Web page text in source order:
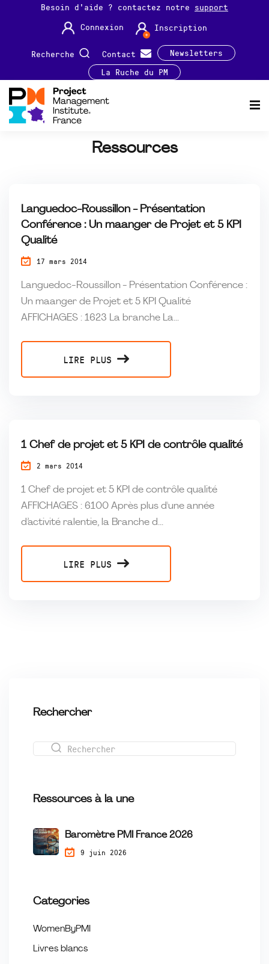
Besoin d'aide ? contactez notre support
Connexion
Inscription
Recherche Contact
Newsletters
La Ruche du PM
Ressources
Languedoc-Roussillon - Présentation
Conférence : Un maanger de Projet et 5 KPI
Qualité
17 mars 2014
Languedoc-Roussillon - Présentation Conférence :
Un maanger de Projet et 5 KPI Qualité
AFFICHAGES : 1623 La branche La...
LIRE PLUS
1 Chef de projet et 5 KPI de contrôle qualité
2 mars 2014
1 Chef de projet et 5 KPI de contrôle qualité
AFFICHAGES : 6100 Après plus d'une année
d’activité ralentie, la Branche d...
LIRE PLUS
Rechercher
Ressources à la une
Baromètre PMI France 2026
9 juin 2026
Categories
WomenByPMI
Livres blancs